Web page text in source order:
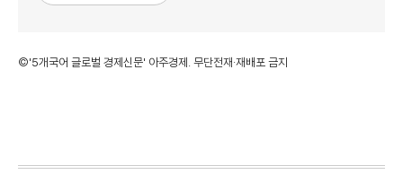
©'5개국어 글로벌 경제신문' 아주경제. 무단전재·재배포 금지